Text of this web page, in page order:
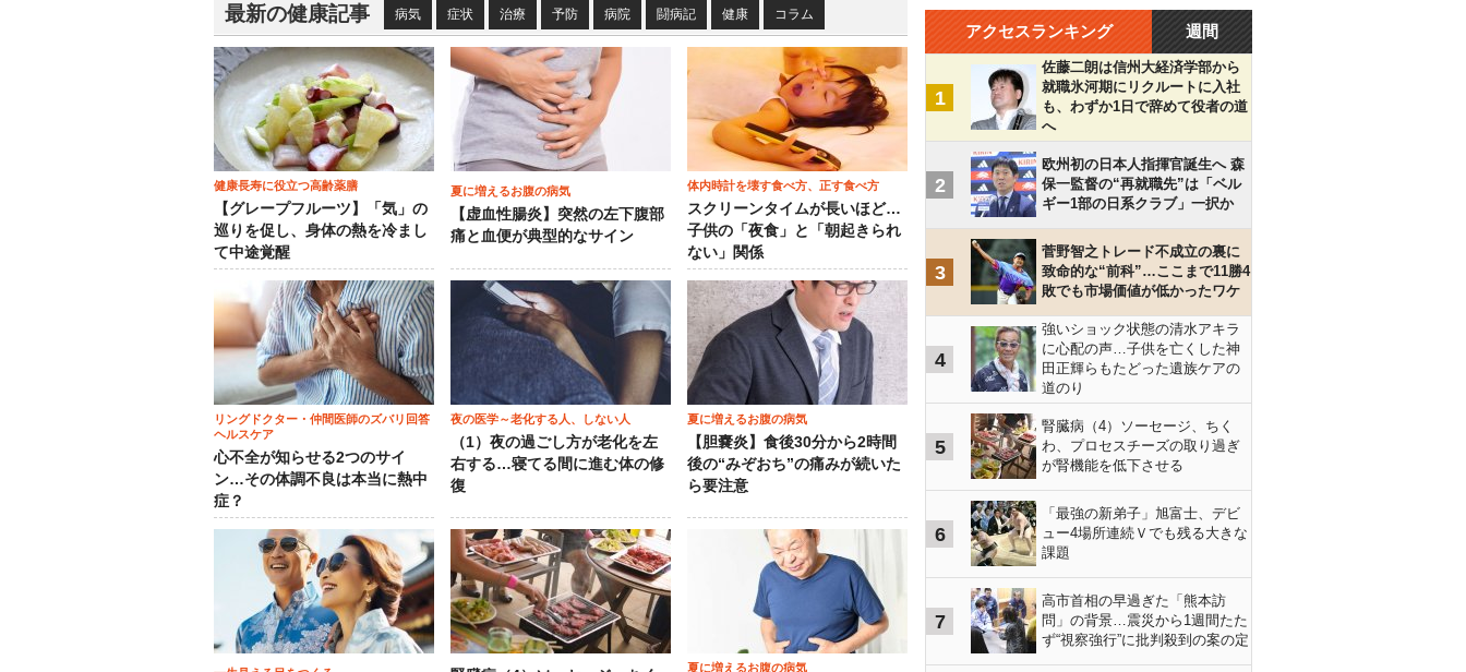
最新の健康記事 病気 症状 治療 予防 病院 闘病記 健康 コラム
健康長寿に役立つ高齢薬膳
【グレープフルーツ】「気」の
巡りを促し、身体の熱を冷まし
て中途覚醒
夏に増えるお腹の病気
【虚血性腸炎】突然の左下腹部
痛と血便が典型的なサイン
体内時計を壊す食べ方、正す食べ方
スクリーンタイムが長いほど…
子供の「夜食」と「朝起きられ
ない」関係
リングドクター・仲間医師のズバリ回答
ヘルスケア
心不全が知らせる2つのサイ
ン…その体調不良は本当に熱中
症？
夜の医学～老化する人、しない人
（1）夜の過ごし方が老化を左
右する…寝てる間に進む体の修
復
夏に増えるお腹の病気
【胆嚢炎】食後30分から2時間
後の“みぞおち”の痛みが続いた
ら要注意
夏に増えるお腹の病気
アクセスランキング 週間
1
佐藤二朗は信州大経済学部から
就職氷河期にリクルートに入社
も、わずか1日で辞めて役者の道
へ
2
欧州初の日本人指揮官誕生へ 森
保一監督の“再就職先”は「ベル
ギー1部の日系クラブ」一択か
3
菅野智之トレード不成立の裏に
致命的な“前科”…ここまで11勝4
敗でも市場価値が低かったワケ
4
強いショック状態の清水アキラ
に心配の声…子供を亡くした神
田正輝らもたどった遺族ケアの
道のり
5
腎臓病（4）ソーセージ、ちく
わ、プロセスチーズの取り過ぎ
が腎機能を低下させる
6
「最強の新弟子」旭富士、デビ
ュー4場所連続Ｖでも残る大きな
課題
7
高市首相の早過ぎた「熊本訪
問」の背景…震災から1週間たた
ず“視察強行”に批判殺到の案の定